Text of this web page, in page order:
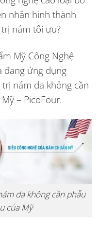
nhân hình thành
nám tối ưu?
Mỹ Công Nghệ
đang ứng dụng
nám da không cần
– PicoFour.
da không cần phẫu
của Mỹ